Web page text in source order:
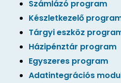
Számlázó program
Készletkezelő
Tárgyi eszköz
Házipénztár program
Egyszeres program
Adatintegrációs